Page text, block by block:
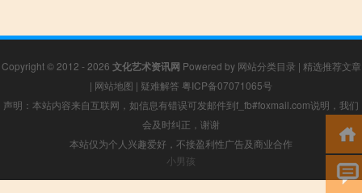
Copyright © 2012 - 2026 文化艺术资讯网 Powered by 网站分类目录 | 精选推荐文章
| 网站地图 | 疑难解答 粤ICP备07071065号
声明：本站内容来自互联网，如信息有错误可发邮件到f_fb#foxmail.com说明，我们
会及时纠正，谢谢
本站仅为个人兴趣爱好，不接盈利性广告及商业合作
小男孩